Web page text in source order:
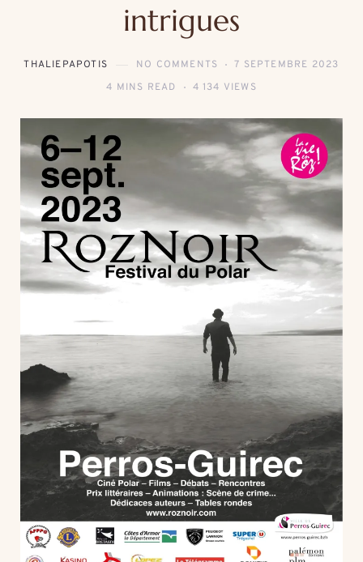
intrigues
THALIEPAPOTIS NO COMMENTS
7 SEPTEMBRE 2023
4 MINS READ
4 134 VIEWS